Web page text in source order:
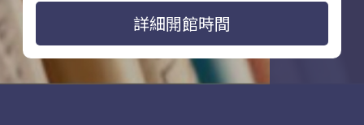
詳細開館時間